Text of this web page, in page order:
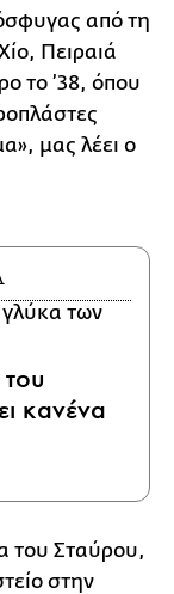
από τη
Πειραιά
το ’38, όπου
μας λέει ο
κανένα
του Σταύρου,
στην